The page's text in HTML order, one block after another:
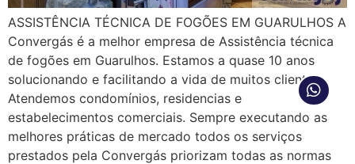
ASSISTÊNCIA TÉCNICA DE FOGÕES EM GUARULHOS A
Convergás é a melhor empresa de Assistência técnica
de fogões em Guarulhos. Estamos a quase 10 anos
solucionando e facilitando a vida de muitos clientes.
Atendemos condomínios, residencias e
estabelecimentos comerciais. Sempre executando as
melhores práticas de mercado todos os serviços
prestados pela Convergás priorizam todas as normas